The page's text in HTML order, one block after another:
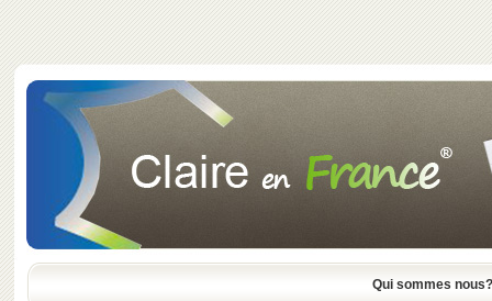
Qui sommes nous?